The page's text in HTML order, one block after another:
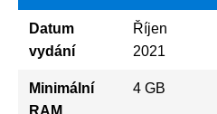
Datum
vydání
Říjen
2021
Minimální
RAM
4 GB